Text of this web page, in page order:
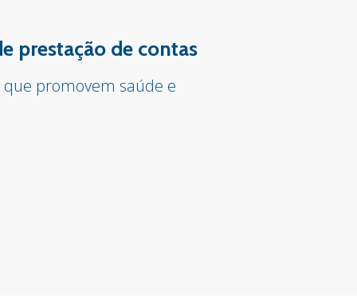
prestação de contas
promovem saúde e